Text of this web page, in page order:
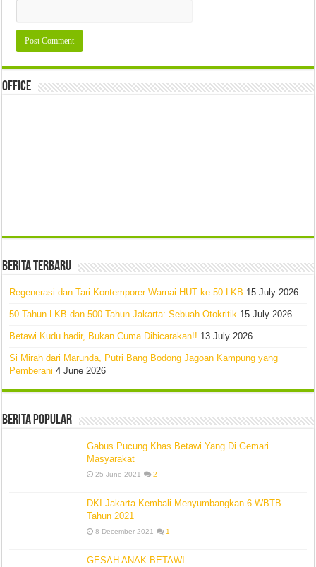
Office
Berita Terbaru
Regenerasi dan Tari Kontemporer Warnai HUT ke-50 LKB 15 July 2026
50 Tahun LKB dan 500 Tahun Jakarta: Sebuah Otokritik 15 July 2026
Betawi Kudu hadir, Bukan Cuma Dibicarakan!! 13 July 2026
Si Mirah dari Marunda, Putri Bang Bodong Jagoan Kampung yang
Pemberani 4 June 2026
Berita Popular
Gabus Pucung Khas Betawi Yang Di Gemari
Masyarakat
25 June 2021 2
DKI Jakarta Kembali Menyumbangkan 6 WBTB
Tahun 2021
8 December 2021 1
GESAH ANAK BETAWI